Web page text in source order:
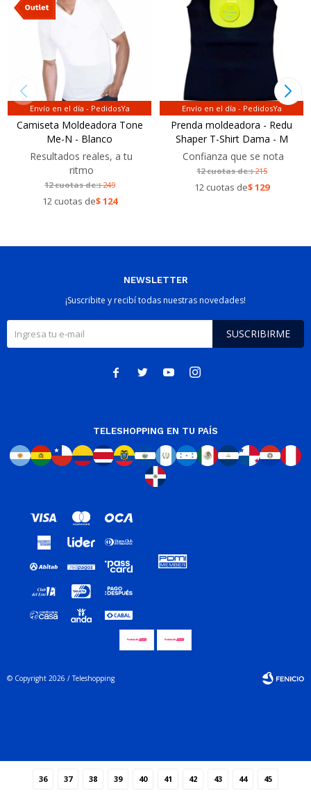
36 37 38 39 40 41 42 43 44 45
Envío en el día - PedidosYa
Camiseta Moldeadora Tone
Me-N - Blanco
Resultados reales, a tu
ritmo
12 cuotas de:$249
12 cuotas de$124
Envío en el día - PedidosYa
Prenda moldeadora - Redu
Shaper T-Shirt Dama - M
Confianza que se nota
12 cuotas de:$215
12 cuotas de$129
NEWSLETTER
¡Suscribite y recibí todas nuestras novedades!
SUSCRIBIRME
   
TELESHOPPING EN TU PAÍS
© Copyright 2026 / Teleshopping